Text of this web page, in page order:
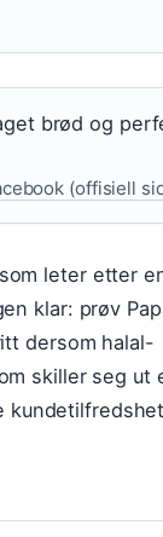
brød og
(offisiell
leter etter
klar: prøv
dersom halal-
skiller seg ut